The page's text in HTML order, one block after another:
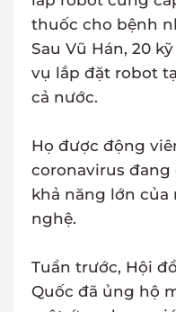
thuốc cho bệnh
Sau Vũ Hán, 20
vụ lắp đặt robot
cả nước.
Họ được động
coronavirus đang
khả năng lớn
nghệ.
Tuần trước, Hội
Quốc đã ủng hộ